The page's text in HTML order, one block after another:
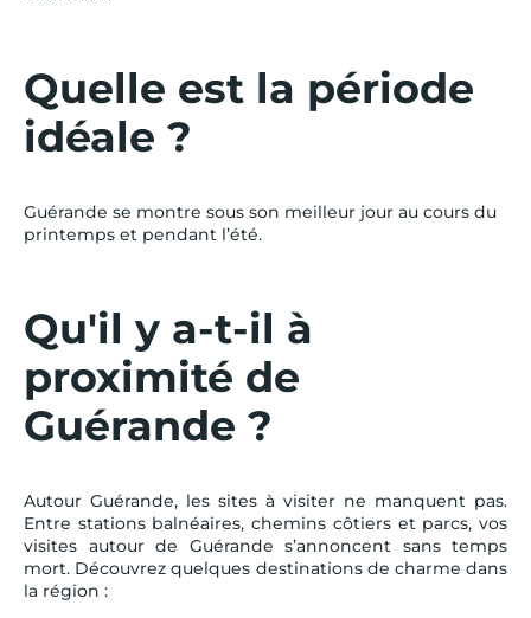
Quelle est la période
idéale ?
Guérande se montre sous son meilleur jour au cours du
printemps et pendant l’été.
Qu'il y a-t-il à
proximité de
Guérande ?
Autour Guérande, les sites à visiter ne manquent pas.
Entre stations balnéaires, chemins côtiers et parcs, vos
visites autour de Guérande s’annoncent sans temps
mort. Découvrez quelques destinations de charme dans
la région :